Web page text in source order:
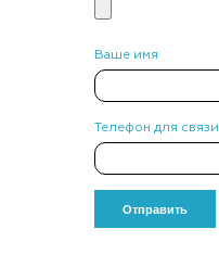
Ваше имя
Телефон для связи